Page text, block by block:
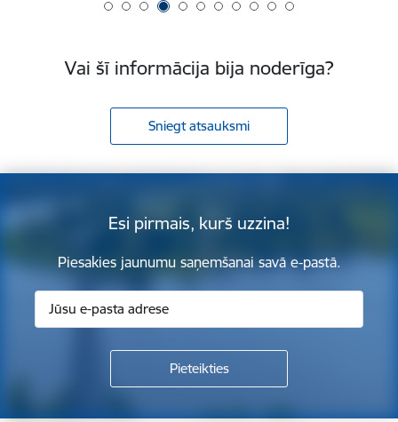
Vai šī informācija bija noderīga?
Sniegt atsauksmi
Esi pirmais, kurš uzzina!
Piesakies jaunumu saņemšanai savā e-pastā.